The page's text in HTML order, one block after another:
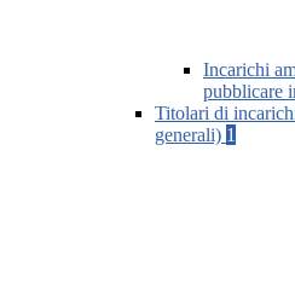
Incarichi
pubblicare
Titolari di
generali) 1